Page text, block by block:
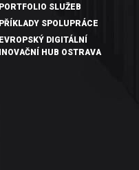
PORTFOLIO SLUŽEB
PŘÍKLADY SPOLUPRÁCE
EVROPSKÝ DIGITÁLNÍ
INOVAČNÍ HUB OSTRAVA